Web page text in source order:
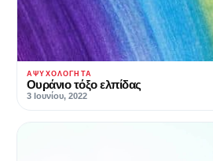
ΑΨΥΧΟΛΌΓΗΤΑ
Ουράνιο τόξο ελπίδας
3 Ιουνίου, 2022